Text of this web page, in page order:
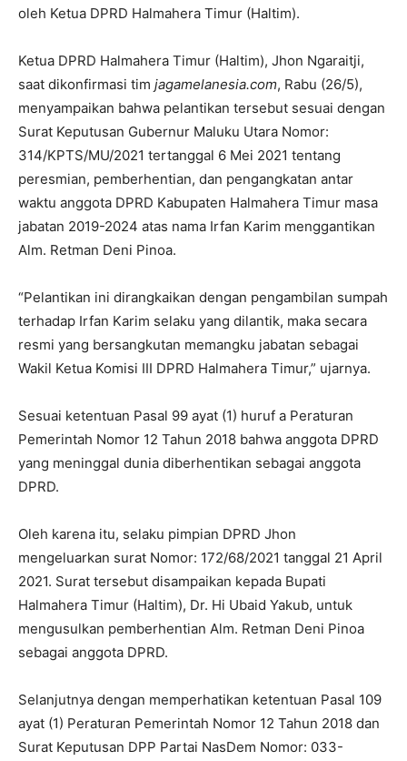
oleh Ketua DPRD Halmahera Timur (Haltim).
Ketua DPRD Halmahera Timur (Haltim), Jhon Ngaraitji,
saat dikonfirmasi tim jagamelanesia.com, Rabu (26/5),
menyampaikan bahwa pelantikan tersebut sesuai dengan
Surat Keputusan Gubernur Maluku Utara Nomor:
314/KPTS/MU/2021 tertanggal 6 Mei 2021 tentang
peresmian, pemberhentian, dan pengangkatan antar
waktu anggota DPRD Kabupaten Halmahera Timur masa
jabatan 2019-2024 atas nama Irfan Karim menggantikan
Alm. Retman Deni Pinoa.
“Pelantikan ini dirangkaikan dengan pengambilan sumpah
terhadap Irfan Karim selaku yang dilantik, maka secara
resmi yang bersangkutan memangku jabatan sebagai
Wakil Ketua Komisi III DPRD Halmahera Timur,” ujarnya.
Sesuai ketentuan Pasal 99 ayat (1) huruf a Peraturan
Pemerintah Nomor 12 Tahun 2018 bahwa anggota DPRD
yang meninggal dunia diberhentikan sebagai anggota
DPRD.
Oleh karena itu, selaku pimpian DPRD Jhon
mengeluarkan surat Nomor: 172/68/2021 tanggal 21 April
2021. Surat tersebut disampaikan kepada Bupati
Halmahera Timur (Haltim), Dr. Hi Ubaid Yakub, untuk
mengusulkan pemberhentian Alm. Retman Deni Pinoa
sebagai anggota DPRD.
Selanjutnya dengan memperhatikan ketentuan Pasal 109
ayat (1) Peraturan Pemerintah Nomor 12 Tahun 2018 dan
Surat Keputusan DPP Partai NasDem Nomor: 033-